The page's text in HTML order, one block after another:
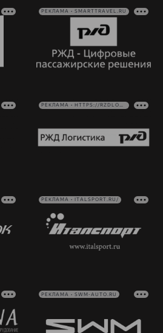
РЕКЛАМА • SMARTTRAVEL.RU
РЕКЛАМА • HTTPS://RZDLOG.RU/
РЕКЛАМА • ITALSPORT.RU/
РЕКЛАМА • SWM-AUTO.RU